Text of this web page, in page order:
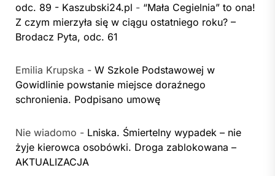
odc. 89 - Kaszubski24.pl - “Mała Cegielnia” to ona!
Z czym mierzyła się w ciągu ostatniego roku? –
Brodacz Pyta, odc. 61
Emilia Krupska - W Szkole Podstawowej w
Gowidlinie powstanie miejsce doraźnego
schronienia. Podpisano umowę
Nie wiadomo - Lniska. Śmiertelny wypadek – nie
żyje kierowca osobówki. Droga zablokowana –
AKTUALIZACJA